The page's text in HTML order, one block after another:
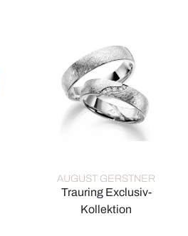
AUGUST GERSTNER
Trauring Exclusiv-
Kollektion